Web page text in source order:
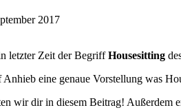
2017
letzter Zeit der BegriffHousesitting
Anhieb eine genaue Vorstellung was
wir dir in diesem Beitrag!